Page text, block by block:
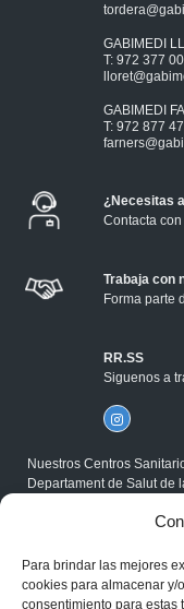
Para brindar las mejores
cookies para almacenar y/
consentimiento para estas
GABIMEDI
T: 972 377
GABIMEDI
T: 972 877
¿Necesitas
Contacta
Trabaja con
Forma parte
RR.SS
Siguenos a
Nuestros Centros
Departament de Salut de
Política de cookies
Aviso legal